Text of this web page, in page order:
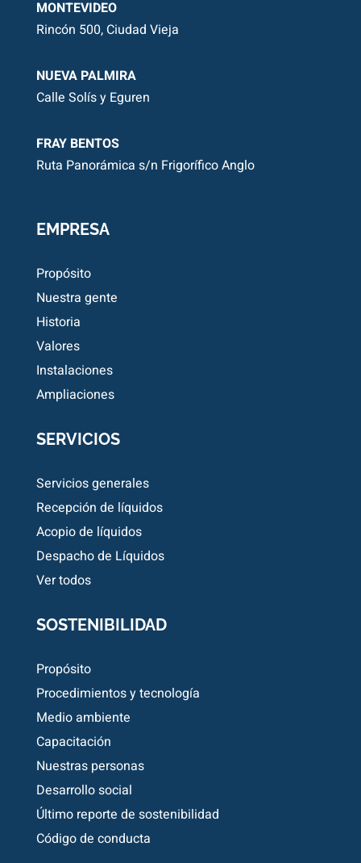
MONTEVIDEO
Rincón 500, Ciudad Vieja
NUEVA PALMIRA
Calle Solís y Eguren
FRAY BENTOS
Ruta Panorámica s/n Frigorífico Anglo
EMPRESA
Propósito
Nuestra gente
Historia
Valores
Instalaciones
Ampliaciones
SERVICIOS
Servicios generales
Recepción de líquidos
Acopio de líquidos
Despacho de Líquidos
Ver todos
SOSTENIBILIDAD
Propósito
Procedimientos y tecnología
Medio ambiente
Capacitación
Nuestras personas
Desarrollo social
Último reporte de sostenibilidad
Código de conducta